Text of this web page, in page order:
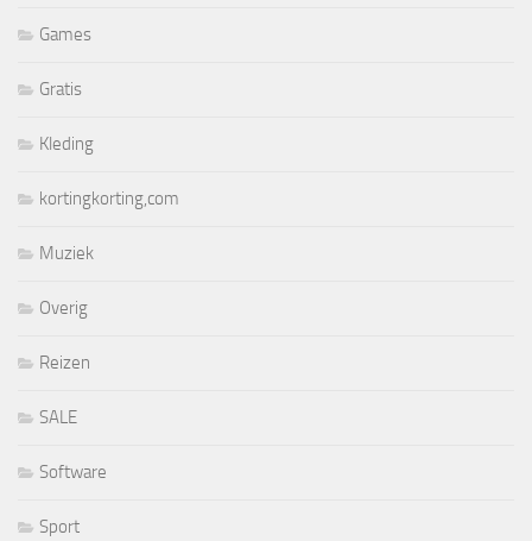
Games
Gratis
Kleding
kortingkorting,com
Muziek
Overig
Reizen
SALE
Software
Sport